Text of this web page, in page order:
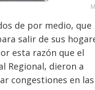
de por medio, que
salir de sus
esta razón que el
Regional, dieron a
congestiones en las